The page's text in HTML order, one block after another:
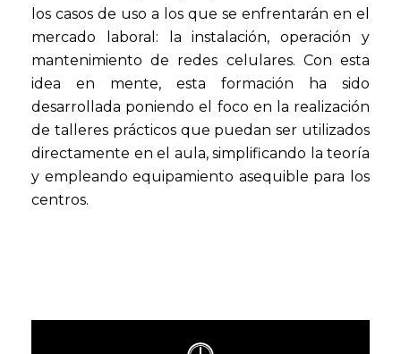
los casos de uso a los que se enfrentarán en el
mercado laboral: la instalación, operación y
mantenimiento de redes celulares. Con esta
idea en mente, esta formación ha sido
desarrollada poniendo el foco en la realización
de talleres prácticos que puedan ser utilizados
directamente en el aula, simplificando la teoría
y empleando equipamiento asequible para los
centros.